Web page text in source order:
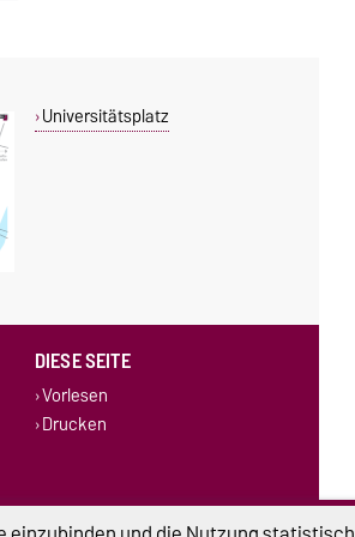
Universitätsplatz
DIESE SEITE
Vorlesen
Drucken